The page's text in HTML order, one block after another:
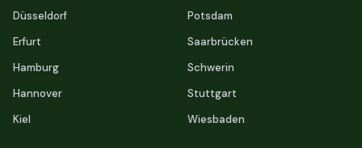
Düsseldorf
Erfurt
Hamburg
Hannover
Kiel
Potsdam
Saarbrücken
Schwerin
Stuttgart
Wiesbaden